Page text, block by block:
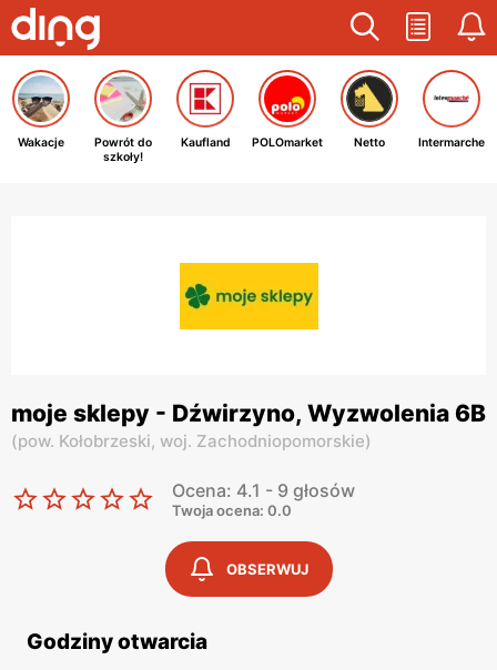
Wakacje
Powrót do
szkoły!
Kaufland POLOmarket Netto Intermarche
moje sklepy - Dźwirzyno, Wyzwolenia 6B
(pow. Kołobrzeski, woj. Zachodniopomorskie)
Ocena: 4.1 - 9 głosów
Twoja ocena: 0.0
OBSERWUJ
Godziny otwarcia